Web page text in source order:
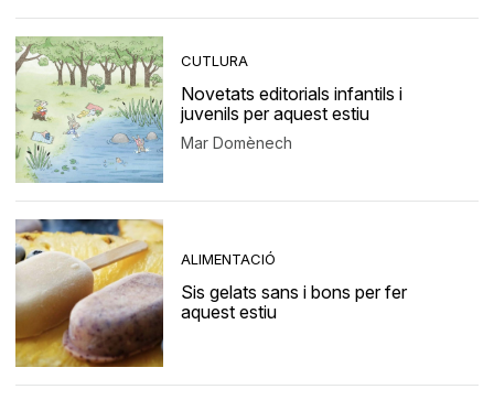
CUTLURA
Novetats editorials infantils i
juvenils per aquest estiu
Mar Domènech
ALIMENTACIÓ
Sis gelats sans i bons per fer
aquest estiu